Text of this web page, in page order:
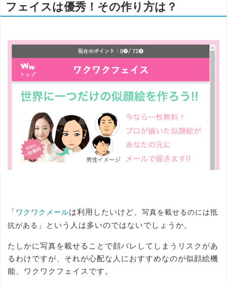
フェイスは優秀！その作り方は？
「ワクワクメールは利用したいけど、 写真を載せるのには抵
抗がある 」という人は多いのではないでしょうか。
たしかに写真を載せることで顔バレしてしまうリスクがあ
るわけですが、それが心配な人におすすめなのが似顔絵機
能、ワクワクフェイスです。